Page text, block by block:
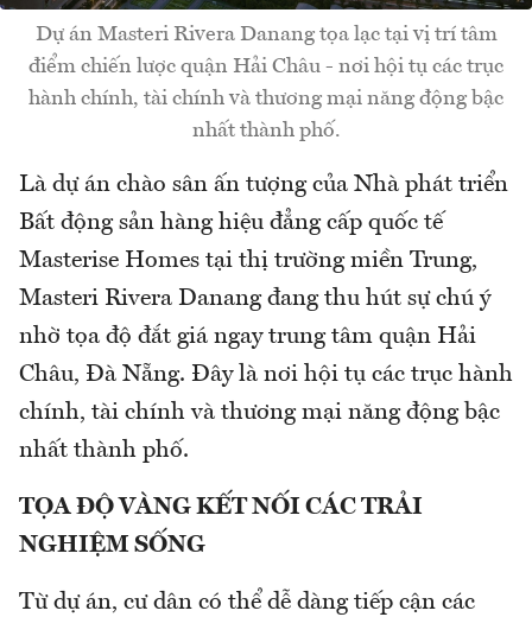
Dự án Masteri Rivera Danang tọa lạc tại vị trí tâm
điểm chiến lược quận Hải Châu - nơi hội tụ các trục
hành chính, tài chính và thương mại năng động bậc
nhất thành phố.
Là dự án chào sân ấn tượng của Nhà phát triển
Bất động sản hàng hiệu đẳng cấp quốc tế
Masterise Homes tại thị trường miền Trung,
Masteri Rivera Danang đang thu hút sự chú ý
nhờ tọa độ đắt giá ngay trung tâm quận Hải
Châu, Đà Nẵng. Đây là nơi hội tụ các trục hành
chính, tài chính và thương mại năng động bậc
nhất thành phố.
TỌA ĐỘ VÀNG KẾT NỐI CÁC TRẢI
NGHIỆM SỐNG
Từ dự án, cư dân có thể dễ dàng tiếp cận các